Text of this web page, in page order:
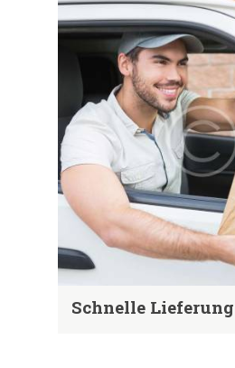
Schnelle Lieferung